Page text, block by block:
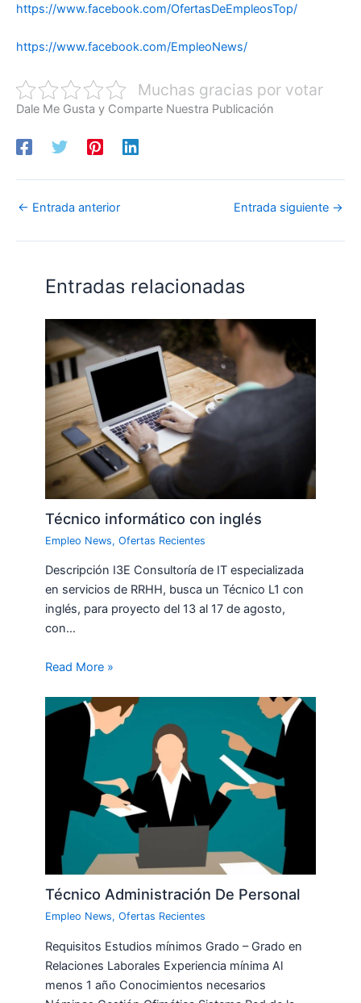
https://www.facebook.com/OfertasDeEmpleosTop/
https://www.facebook.com/EmpleoNews/
Muchas gracias por votar
Dale Me Gusta y Comparte Nuestra Publicación
← Entrada anterior Entrada siguiente →
Entradas relacionadas
Técnico informático con inglés
Empleo News,Ofertas Recientes
Descripción I3E Consultoría de IT especializada
en servicios de RRHH, busca un Técnico L1 con
inglés, para proyecto del 13 al 17 de agosto,
con…
Read More »
Técnico Administración De Personal
Empleo News,Ofertas Recientes
Requisitos Estudios mínimos Grado – Grado en
Relaciones Laborales Experiencia mínima Al
menos 1 año Conocimientos necesarios